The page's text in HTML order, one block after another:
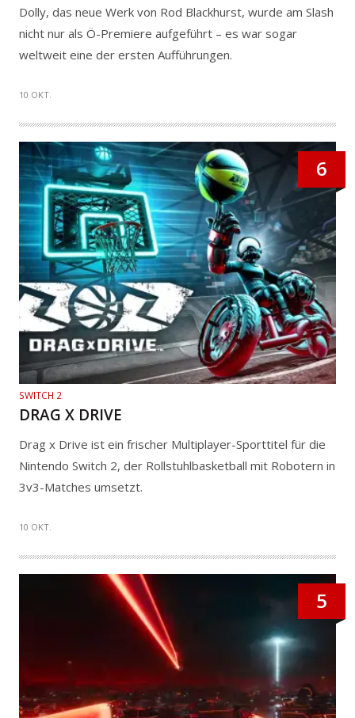
Dolly, das neue Werk von Rod Blackhurst, wurde am Slash
nicht nur als Ö-Premiere aufgeführt – es war sogar
weltweit eine der ersten Aufführungen.
10 OKT.
6
SWITCH 2
DRAG X DRIVE
Drag x Drive ist ein frischer Multiplayer-Sporttitel für die
Nintendo Switch 2, der Rollstuhlbasketball mit Robotern in
3v3-Matches umsetzt.
10 OKT.
5